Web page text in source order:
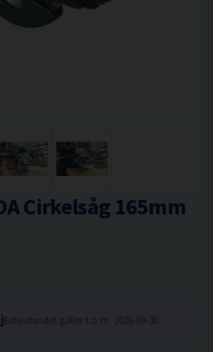
Cirkelsåg 165mm
Erbjudandet gäller t.o.m. 2026-09-30